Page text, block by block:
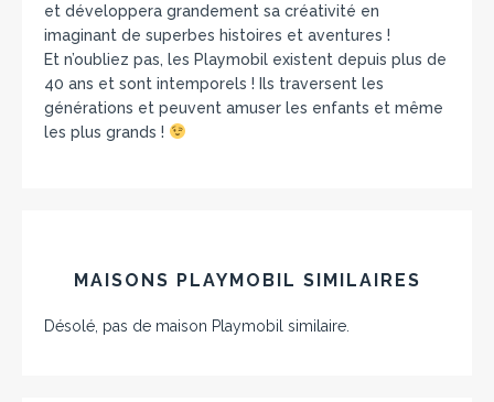
et développera grandement sa créativité en
imaginant de superbes histoires et aventures !
Et n’oubliez pas, les Playmobil existent depuis plus de
40 ans et sont intemporels ! Ils traversent les
générations et peuvent amuser les enfants et même
les plus grands !
MAISONS PLAYMOBIL SIMILAIRES
Désolé, pas de maison Playmobil similaire.